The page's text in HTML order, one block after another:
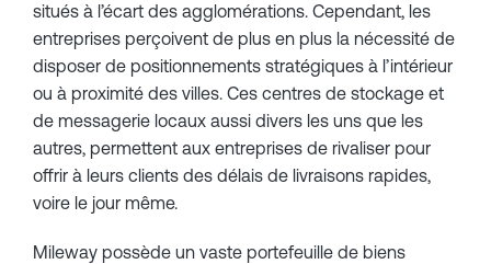
situés à l’écart des agglomérations. Cependant, les
entreprises perçoivent de plus en plus la nécessité de
disposer de positionnements stratégiques à l’intérieur
ou à proximité des villes. Ces centres de stockage et
de messagerie locaux aussi divers les uns que les
autres, permettent aux entreprises de rivaliser pour
offrir à leurs clients des délais de livraisons rapides,
voire le jour même.
Mileway possède un vaste portefeuille de biens